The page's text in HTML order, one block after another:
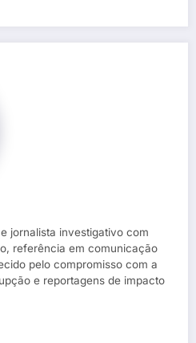
jornalista investigativo com
referência em comunicação
pelo compromisso com a
e reportagens de impacto